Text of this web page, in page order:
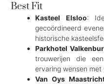
Best Fit
Kasteel Elsloo:
gecoördineerd
historische
Parkhotel
trouwerijen die
ervaring wensen
Van Oys